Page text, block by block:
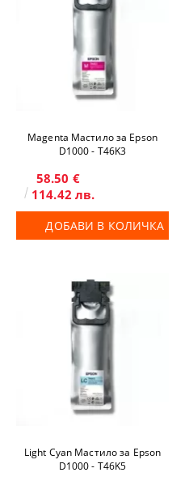
Magenta Мастило за Epson
D1000 - T46K3
58.50 €
114.42 лв.
ДОБАВИ В КОЛИЧКА
Light Cyan Мастило за Epson
D1000 - T46K5